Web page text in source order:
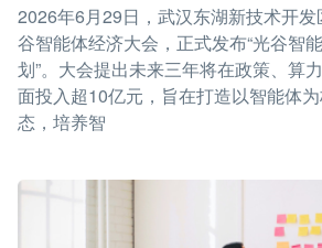
2026年6月29日，武汉东湖新技术开
谷智能体经济大会，正式发布“光谷智
划”。大会提出未来三年将在政策、算
面投入超10亿元，旨在打造以智能体
态，培养智